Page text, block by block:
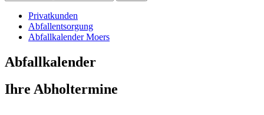
Privatkunden
Abfallentsorgung
Abfallkalender Moers
Abfallkalender
Ihre Abholtermine